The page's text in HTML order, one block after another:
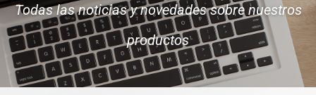
Todas las noticias y novedades sobre nuestros
productos